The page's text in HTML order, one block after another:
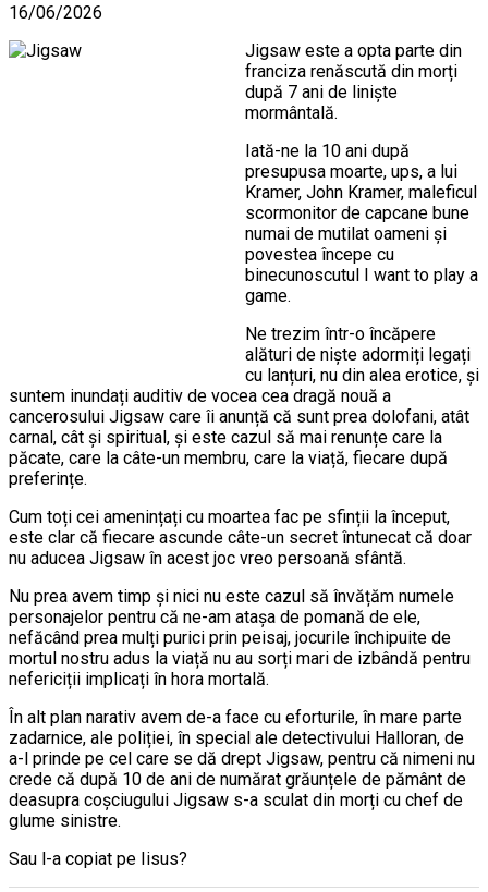
16/06/2026
Jigsaw este a opta parte din
franciza renăscută din morți
după 7 ani de liniște
mormântală.
Iată-ne la 10 ani după
presupusa moarte, ups, a lui
Kramer, John Kramer, maleficul
scormonitor de capcane bune
numai de mutilat oameni și
povestea începe cu
binecunoscutul I want to play a
game.
Ne trezim într-o încăpere
alături de niște adormiți legați
cu lanțuri, nu din alea erotice, și
suntem inundați auditiv de vocea cea dragă nouă a
cancerosului Jigsaw care îi anunță că sunt prea dolofani, atât
carnal, cât și spiritual, și este cazul să mai renunțe care la
păcate, care la câte-un membru, care la viață, fiecare după
preferințe.
Cum toți cei amenințați cu moartea fac pe sfinții la început,
este clar că fiecare ascunde câte-un secret întunecat că doar
nu aducea Jigsaw în acest joc vreo persoană sfântă.
Nu prea avem timp și nici nu este cazul să învățăm numele
personajelor pentru că ne-am atașa de pomană de ele,
nefăcând prea mulți purici prin peisaj, jocurile închipuite de
mortul nostru adus la viață nu au sorți mari de izbândă pentru
nefericiții implicați în hora mortală.
În alt plan narativ avem de-a face cu eforturile, în mare parte
zadarnice, ale poliției, în special ale detectivului Halloran, de
a-l prinde pe cel care se dă drept Jigsaw, pentru că nimeni nu
crede că după 10 de ani de numărat grăunțele de pământ de
deasupra coșciugului Jigsaw s-a sculat din morți cu chef de
glume sinistre.
Sau l-a copiat pe Iisus?